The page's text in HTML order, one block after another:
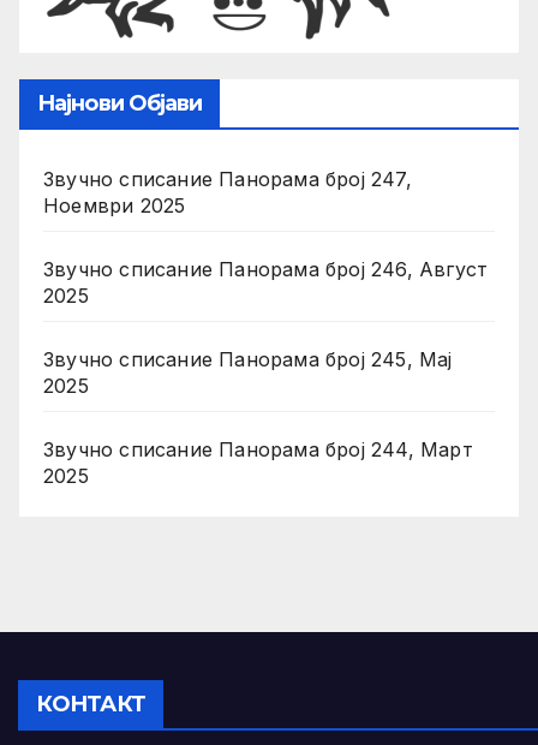
Најнови Објави
Звучно списание Панорама број 247,
Ноември 2025
Звучно списание Панорама број 246, Август
2025
Звучно списание Панорама број 245, Мај
2025
Звучно списание Панорама број 244, Март
2025
КОНТАКТ